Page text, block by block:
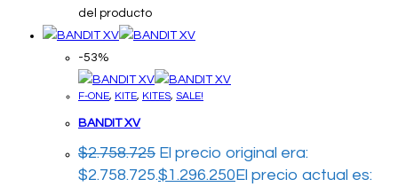
del producto
-53%
F-ONE, KITE, KITES, SALE!
BANDIT XV
$2.758.725 El precio original era:
$2.758.725.$1.296.250El precio actual es: